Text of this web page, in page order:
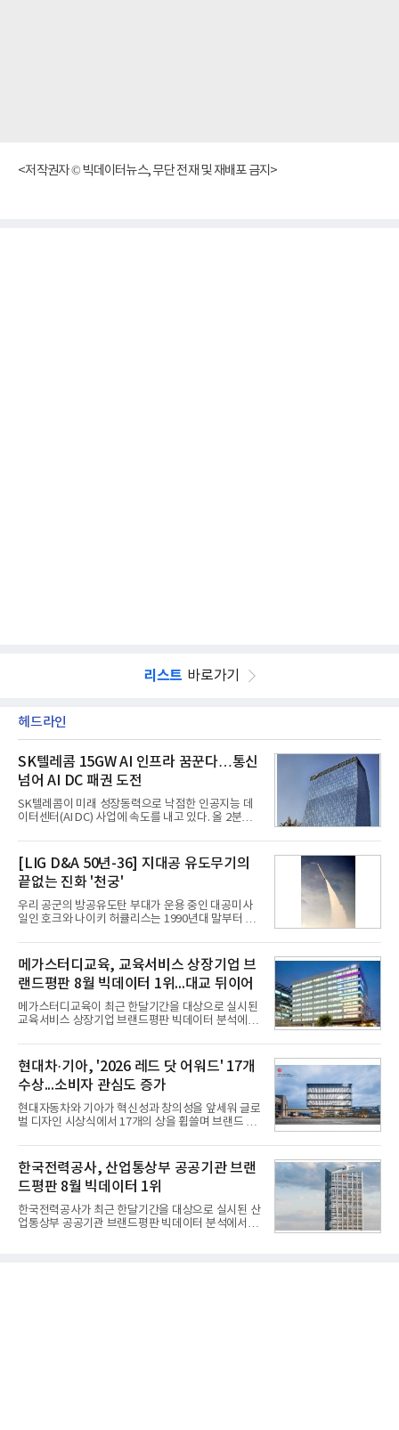
<저작권자 © 빅데이터뉴스, 무단 전재 및 재배포 금지>
리스트 바로가기
헤드라인
SK텔레콤 15GW AI 인프라 꿈꾼다…통신
넘어 AI DC 패권 도전
SK텔레콤이 미래 성장동력으로 낙점한 인공지능 데
이터센터(AI DC) 사업에 속도를 내고 있다. 올 2분기
는 2035년까지 총 15GW(기가와트) 규모의 AI DC를
구축하겠다는 대형 청사진을 제시하면서다. 이에 따
라 경쟁 구도 역시 이동통신사인 KT, LG유플러스를
넘어 네이버, 삼성SDS 등 IT 인프라 기업으로 확장되
고 있다.7일 SK텔레콤에 따르면 회사는 올해 2분기
연결 기준 매출 4조 3591억원, 영업이익 5660억원을
기록했다. 매출은 전년 동기 대비 0.5%, 영업이익은
따른 기저효과가 실
[LIG D&A 50년-36] 지대공 유도무기의
끝없는 진화 '천궁'
우리 공군의 방공유도탄 부대가 운용 중인 대공미사
일인 호크와 나이키 허큘리스는 1990년대 말부터 성
기존 미사일체계를 대체할 중고도 및 중거리 대공미
사일을 개발하기로 결정했다.처음 KM-SAM 사업으로
불린 이 사업의 명칭은 호크(Iron Hawk, 철매)를 대체
한다는 의미에서 ‘철매Ⅱ’ 로 정해졌다. 철매Ⅱ 개발
사업은 미사일체계 완성 후인 2011년 ‘천궁(天弓)’으
로 다시 장비명이 바뀌었다. 17개 업체와 관련 기관이
참여한 가운데 LIG 넥스원은 탐색 개발에서 체계개발
인 천궁
메가스터디교육, 교육서비스 상장기업 브
랜드평판 8월 빅데이터 1위...대교 뒤이어
메가스터디교육이 최근 한달기간을 대상으로 실시된
교육서비스 상장기업 브랜드평판 빅데이터 분석에서
일 한국기업평판연구소(소장 구창환)는 국내 교육서
비스 상장기업 브랜드를 대상으로 지난 7월 7일부터
8월 7일까지 수집된 소비자 빅데이터 10,074,233건
을 분석한 결과, 메가스터디교육이 브랜드평판지수
1,710,926을 기록하며 8월 1위에 올랐다고 밝혔다.
분석에 활용된 빅데이터는 지난 7월(9,491,206건) 대
비 6.14% 증가한 수치로, 교육서비스 상장기업 브랜
디교육, 대교, 디지
현대차·기아, '2026 레드 닷 어워드' 17개
수상...소비자 관심도 증가
현대자동차와 기아가 혁신성과 창의성을 앞세워 글로
벌 디자인 시상식에서 17개의 상을 휩쓸며 브랜드 경
레드 닷 어워드: 브랜드 & 커뮤니케이션 디자인 부문
(Red Dot Design Award: Brand &
Communication Design)'에서 최우수상 2개, 본상
15개를 수상했다고 7일 밝혔다.'레드 닷 어워드'는 독
일 iF, 미국 IDEA와 함께 세계 3대 디자인 시상식으로
손꼽히는 세계 최대 규모의 디자인 공모전이다. 독일
노르트라인 베스트팔렌 디자인센터(Design
한국전력공사, 산업통상부 공공기관 브랜
드평판 8월 빅데이터 1위
한국전력공사가 최근 한달기간을 대상으로 실시된 산
업통상부 공공기관 브랜드평판 빅데이터 분석에서 1